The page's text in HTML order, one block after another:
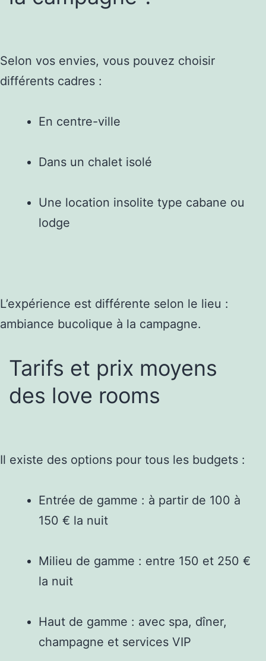
Selon vos envies, vous pouvez choisir
différents cadres :
En centre-ville
Dans un chalet isolé
Une location insolite type cabane ou
lodge
L’expérience est différente selon le lieu :
ambiance bucolique à la campagne.
Tarifs et prix moyens
des love rooms
Il existe des options pour tous les budgets :
Entrée de gamme : à partir de 100 à
150 € la nuit
Milieu de gamme : entre 150 et 250 €
la nuit
Haut de gamme : avec spa, dîner,
champagne et services VIP